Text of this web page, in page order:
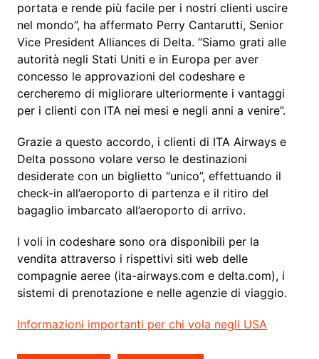
portata e rende più facile per i nostri clienti uscire
nel mondo”, ha affermato Perry Cantarutti, Senior
Vice President Alliances di Delta. “Siamo grati alle
autorità negli Stati Uniti e in Europa per aver
concesso le approvazioni del codeshare e
cercheremo di migliorare ulteriormente i vantaggi
per i clienti con ITA nei mesi e negli anni a venire”.
Grazie a questo accordo, i clienti di ITA Airways e
Delta possono volare verso le destinazioni
desiderate con un biglietto “unico”, effettuando il
check-in all’aeroporto di partenza e il ritiro del
bagaglio imbarcato all’aeroporto di arrivo.
I voli in codeshare sono ora disponibili per la
vendita attraverso i rispettivi siti web delle
compagnie aeree (ita-airways.com e delta.com), i
sistemi di prenotazione e nelle agenzie di viaggio.
Informazioni importanti per chi vola negli USA